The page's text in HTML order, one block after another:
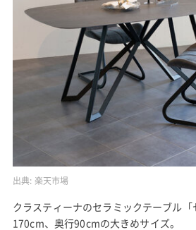
出典: 楽天市場
クラスティーナのセラミックテーブル
170cm、奥行90cmの大きめサイズ。